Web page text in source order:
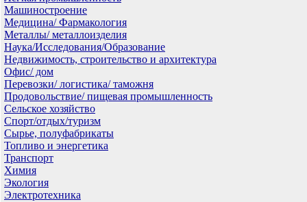
Машиностроение
Медицина/ Фармакология
Металлы/ металлоизделия
Наука/Исследования/Образование
Недвижимость, строительство и архитектура
Офис/ дом
Перевозки/ логистика/ таможня
Продовольствие/ пищевая промышленность
Сельское хозяйство
Спорт/отдых/туризм
Сырье, полуфабрикаты
Топливо и энергетика
Транспорт
Химия
Экология
Электротехника